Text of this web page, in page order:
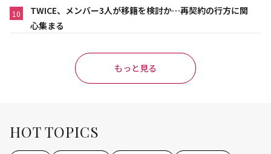
10
TWICE、メンバー3人が移籍を検討か…再契約の行方に関
心集まる
もっと見る
HOT TOPICS